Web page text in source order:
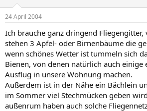
e
r
t
a
m
24 April 2004
Ich brauche ganz dringend Fliegengitter,
stehen 3 Apfel- oder Birnenbäume die
wenn schönes Wetter ist tummeln sich
Bienen, von denen natürlich auch einige
Ausflug in unsere Wohnung machen.
Außerdem ist in der Nähe ein Bächlein
im Sommer viel Stechmücken geben
außenrum haben auch solche